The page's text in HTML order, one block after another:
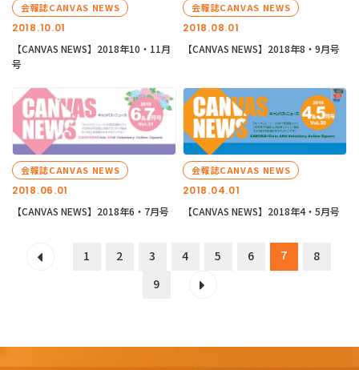
2018.10.01
会報誌CANVAS NEWS
【CANVAS NEWS】2018年10・11月
号
2018.08.01
会報誌CANVAS NEWS
【CANVAS NEWS】2018年8・9月号
2018.06.01
会報誌CANVAS NEWS
【CANVAS NEWS】2018年6・7月号
2018.04.01
会報誌CANVAS NEWS
【CANVAS NEWS】2018年4・5月号
1 2 3 4 5 6 7
8
9